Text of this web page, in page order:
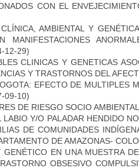
CON EL
AMBIENTAL Y
MANIFESTACIONES
12-29)
CLINICAS Y GENETICAS
Y TRASTORNOS DEL
EFECTO DE MULTIPLES
09-10)
DE RIESGO SOCIO
LABIO Y/O PALADAR HENDIDO
DE COMUNIDADES
DE AMAZONAS-
GENÉTICO EN UNA MUESTRA
OBSESIVO